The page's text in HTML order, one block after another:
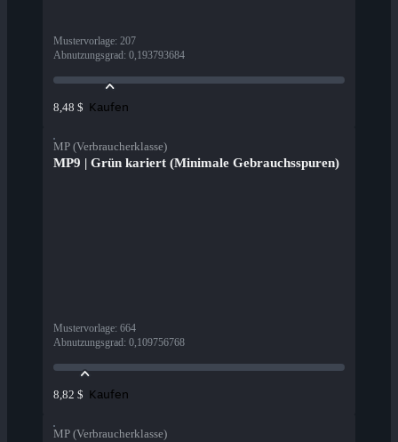
Mustervorlage: 207
Abnutzungsgrad: 0,193793684
8,48 $ Kaufen
MP (Verbraucherklasse)
MP9 | Grün kariert (Minimale Gebrauchsspuren)
Mustervorlage: 664
Abnutzungsgrad: 0,109756768
8,82 $ Kaufen
MP (Verbraucherklasse)